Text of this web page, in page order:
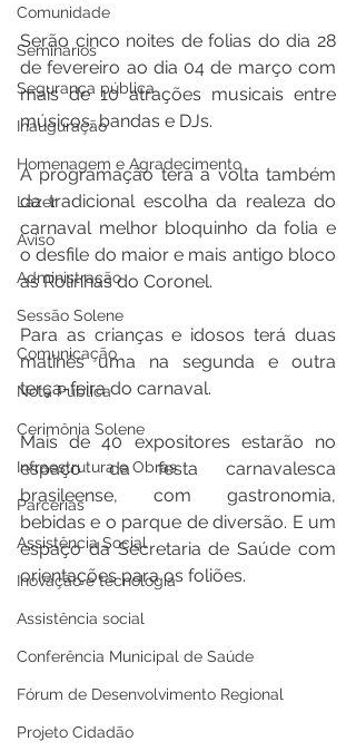
Comunidade
Seminários
Segurança pública
Inauguração
Homenagem e Agradecimento
Lazer
Aviso
Administração
Sessão Solene
Comunicação
Nota Pública
Cerimônia Solene
Infraestrutura e Obras
Parcerias
Assistência Social
Inovação e tecnologia
Assistência social
Conferência Municipal de Saúde
Fórum de Desenvolvimento Regional
Projeto Cidadão
Serão cinco noites de folias do dia 28
de fevereiro ao dia 04 de março com
mais de 10 atrações musicais entre
músicos, bandas e DJs.
A programação terá a volta também
da tradicional escolha da realeza do
carnaval melhor bloquinho da folia e
o desfile do maior e mais antigo bloco
as Rolinhas do Coronel.
Para as crianças e idosos terá duas
matinês uma na segunda e outra
terça-feira do carnaval.
Mais de 40 expositores estarão no
espaço da festa carnavalesca
brasileense, com gastronomia,
bebidas e o parque de diversão. E um
espaço da Secretaria de Saúde com
orientações para os foliões.